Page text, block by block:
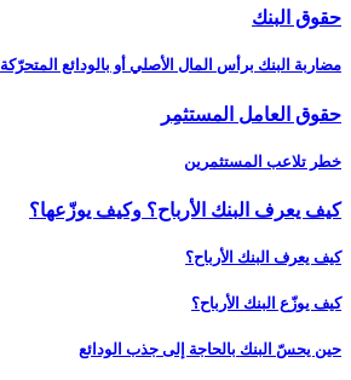
حقوق البنك
مضاربة البنك برأس المال الأصلي أو بالودائع المتحرّكة
حقوق العامل المستثمِر
خطر تلاعب المستثمرين
كيف يعرف البنك الأرباح؟ وكيف يوزّعها؟
كيف يعرف البنك الأرباح؟
كيف يوزّع البنك الأرباح؟
حين يحسّ البنك بالحاجة إلى جذب الودائع